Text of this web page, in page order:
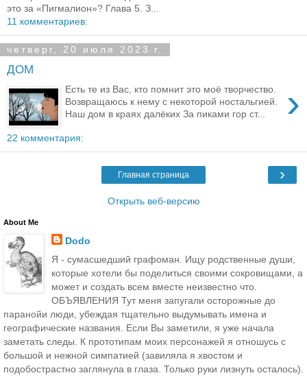
это за «Пигмалион»? Глава 5. З...
11 комментариев:
четверг, 20 июля 2023 г.
ДОМ
›
Есть те из Вас, кто помнит это моё творчество.
Возвращаюсь к нему с некоторой ностальгией.
Наш дом в краях далёких За пиками гор ст...
22 комментария:
›
Главная страница
Открыть веб-версию
About Me
Dodo
Я - сумасшедший графоман. Ищу родственные души,
которые хотели бы поделиться своими сокровищами, а
может и создать всем вместе неизвестно что.
ОБЪЯВЛЕНИЯ Тут меня запугали осторожные до
паранойи люди, убеждая тщательно выдумывать имена и
географические названия. Если Вы заметили, я уже начала
заметать следы. К прототипам моих персонажей я отношусь с
большой и нежной симпатией (завиляла я хвостом и
подобострастно заглянула в глаза. Только руки лизнуть осталось).